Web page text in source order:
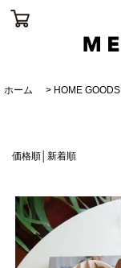
ホーム > HOME GOODS
価格順 新着順